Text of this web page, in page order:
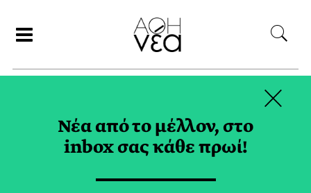
ΗΘΙΚΟΣ
ΚΑΤΑΝΑΛΩΤΙΣΜΟΣ TAG
Νέα από το μέλλον, στο
inbox σας κάθε πρωί!
×